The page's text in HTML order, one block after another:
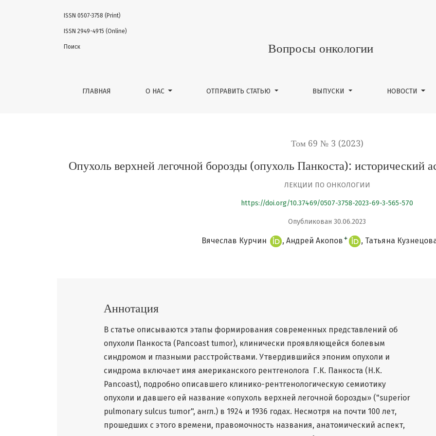
Опухоль верхней легочной борозды (опухоль Панкоста): исторический аспект, термины и
Вопросы онкологии
ГЛАВНАЯ О НАС ОТПРАВИТЬ СТАТЬЮ ВЫПУСКИ НОВОСТИ
ISSN 0507-3758 (Print)
ISSN 2949-4915 (Online)
Поиск
Том 69 № 3 (2023)
Опухоль верхней легочной борозды (опухоль Панкоста): исторический
ЛЕКЦИИ ПО ОНКОЛОГИИ
https://doi.org/10.37469/0507-3758-2023-69-3-565-570
Опубликован 30.06.2023
Вячеслав Курчин Андрей Акопов + Татьяна
Аннотация
В статье описываются этапы формирования современных представлений об
опухоли Панкоста (Pancoast tumor), клинически проявляющейся болевым
синдромом и глазными расстройствами. Утвердившийся эпоним опухоли и
синдрома включает имя американского рентгенолога Г.К. Панкоста (H.K.
Pancoast), подробно описавшего клинико-рентгенологическую семиотику
опухоли и давшего ей название «опухоль верхней легочной борозды» ("superior
pulmonary sulcus tumor", англ.) в 1924 и 1936 годах. Несмотря на почти 100 лет,
прошедших с этого времени, правомочность названия, анатомический аспект,